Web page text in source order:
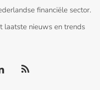
financiële sector.
laatste nieuws en trends